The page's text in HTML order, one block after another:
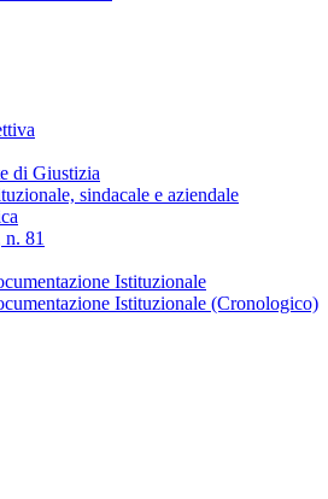
di Giustizia
sindacale e aziendale
81
Istituzionale
Istituzionale (Cronologico)